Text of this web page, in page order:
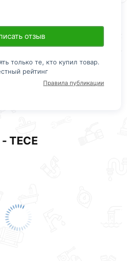
отзыв
только те, кто купил товар.
рейтинг
Правила публикации
TECE